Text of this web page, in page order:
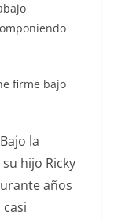
firme bajo
Bajo la
hijo Ricky
años